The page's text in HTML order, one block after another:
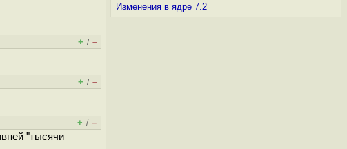
+ / –
+ / –
+ / –
"тысячи
Изменения в ядре 7.2